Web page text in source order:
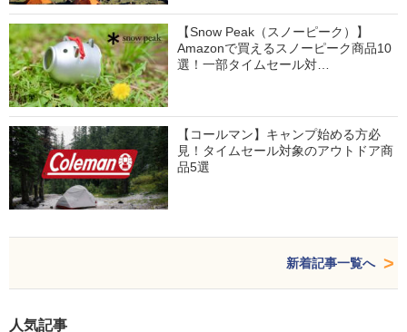
【Snow Peak（スノーピーク）】
Amazonで買えるスノーピーク商品10
選！一部タイムセール対…
【コールマン】キャンプ始める方必
見！タイムセール対象のアウトドア商
品5選
新着記事一覧へ
人気記事